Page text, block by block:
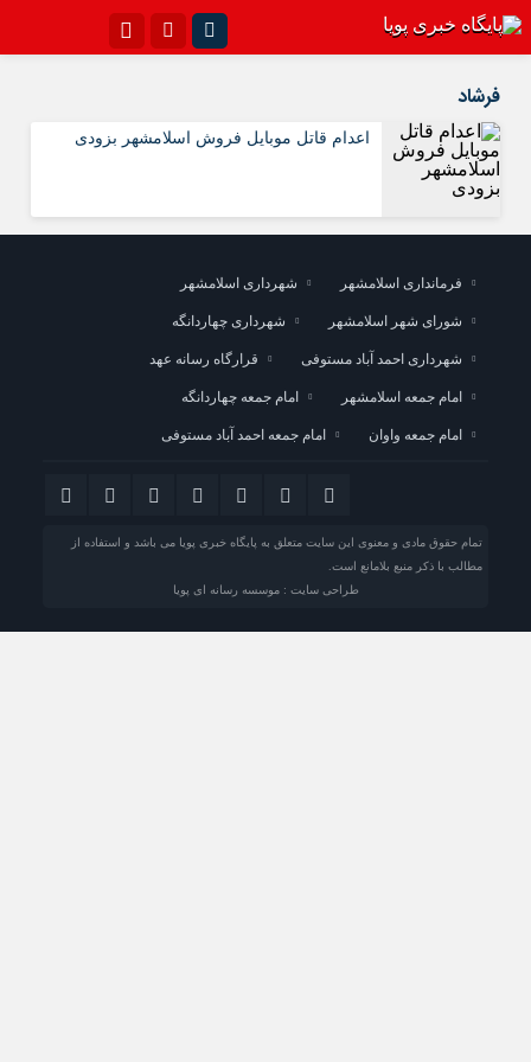
سروش
آپارات
فرشاد
اعدام قاتل موبایل فروش اسلامشهر بزودی
فرمانداری اسلامشهر شهرداری اسلامشهر
شورای شهر اسلامشهر شهرداری چهاردانگه
شهرداری احمد آباد مستوفی قرارگاه رسانه عهد
امام جمعه اسلامشهر امام جمعه چهاردانگه
امام جمعه واوان امام جمعه احمد آباد مستوفی
تمام حقوق مادی و معنوی این سایت متعلق به پایگاه خبری پویا می باشد و استفاده از
مطالب با ذکر منبع بلامانع است.
طراحی سایت : موسسه رسانه ای پویا